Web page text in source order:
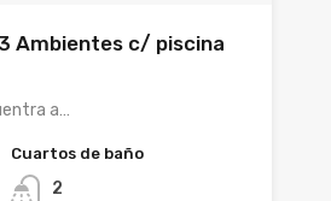
Ambientes c/ piscina
a…
Cuartos de baño
2